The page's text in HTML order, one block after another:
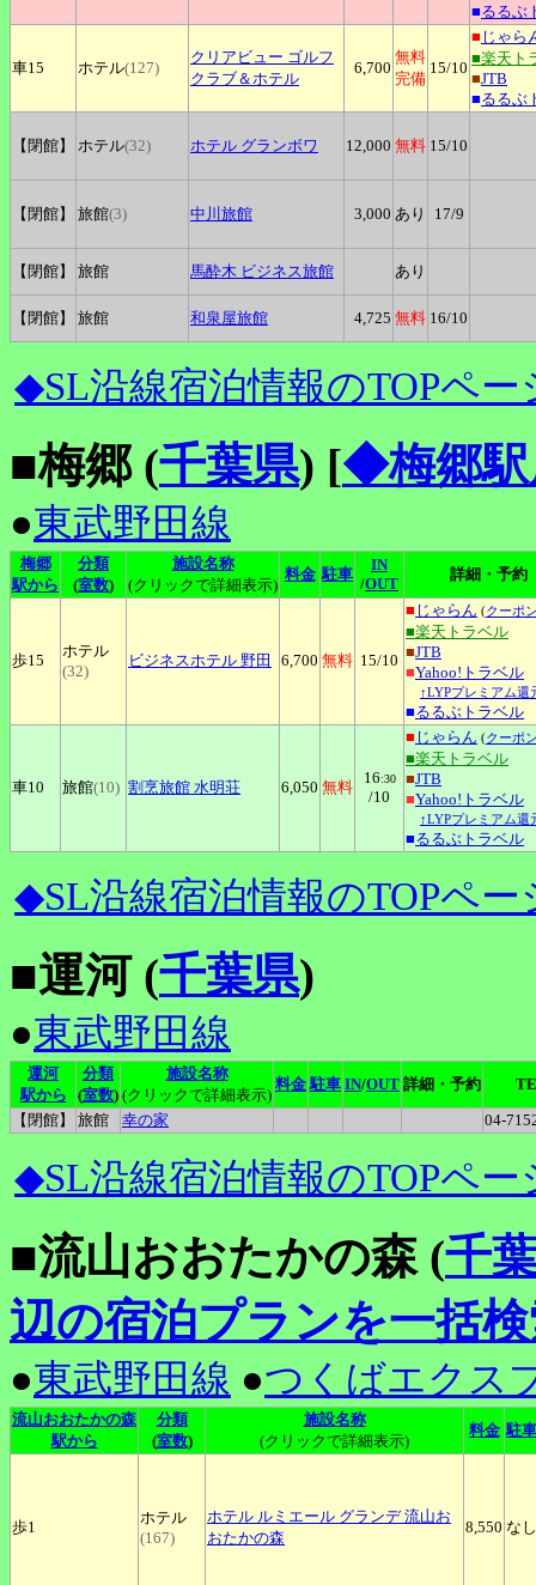
■るるぶ
車15 ホテル(127)
クリアビュー ゴルフ
クラブ＆ホテル
6,700
無料
完備
15/10
■ じゃら
■楽天ト
■JTB
■るるぶ
【閉館】 ホテル(32) ホテル グランボワ 12,000 無料 15/10
【閉館】 旅館(3) 中川旅館 3,000 あり 17/9
【閉館】 旅館 馬酔木 ビジネス旅館 あり
【閉館】 旅館 和泉屋旅館 4,725 無料 16/10
◆SL沿線宿泊情報のTOPペー
■梅郷 (千葉県) [◆梅郷駅
●東武野田線
梅郷
駅から
分類
(室数)
施設名称
(クリックで詳細表示)
料金 駐車
IN
/OUT
詳細・予約
歩15
ホテル
(32)
ビジネスホテル 野田 6,700 無料 15/10
■ じゃらん (クーポ
■楽天トラベル
■JTB
■Yahoo!トラベル
↑LYPプレミアム還
■るるぶトラベル
車10 旅館(10) 割烹旅館 水明荘 6,050 無料
16:30
/10
■ じゃらん (クーポ
■楽天トラベル
■JTB
■Yahoo!トラベル
↑LYPプレミアム還
■るるぶトラベル
◆SL沿線宿泊情報のTOPペー
■運河 (千葉県)
●東武野田線
運河
駅から
分類
(室数)
施設名称
(クリックで詳細表示)
料金 駐車 IN/OUT 詳細・予約
【閉館】
旅館 幸の家 04-
◆SL沿線宿泊情報のTOPペー
■流山おおたかの森 (千
辺の宿泊プランを一括
●東武野田線 ●つくばエクス
流山おおたかの森
駅から
分類
(室数)
施設名称
(クリックで詳細表示)
料金 駐車
歩1
ホテル
(167)
ホテル ルミエール グランデ 流山お
おたかの森
8,550 なし